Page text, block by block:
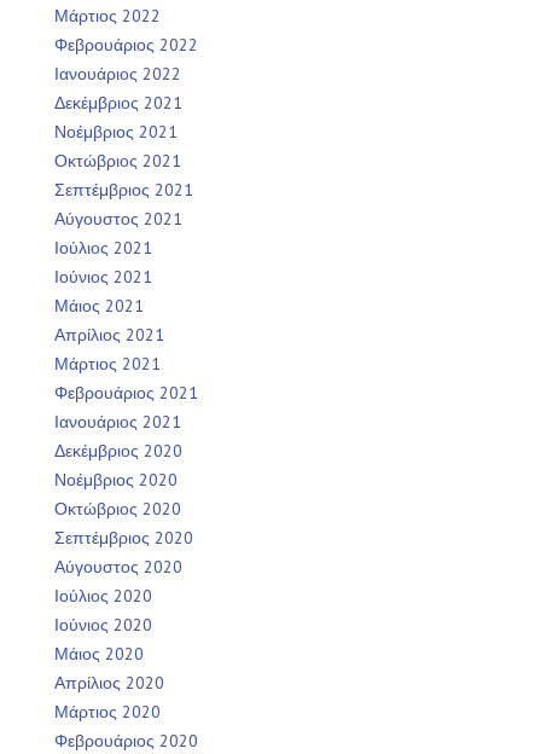
Μάρτιος 2022
Φεβρουάριος 2022
Ιανουάριος 2022
Δεκέμβριος 2021
Νοέμβριος 2021
Οκτώβριος 2021
Σεπτέμβριος 2021
Αύγουστος 2021
Ιούλιος 2021
Ιούνιος 2021
Μάιος 2021
Απρίλιος 2021
Μάρτιος 2021
Φεβρουάριος 2021
Ιανουάριος 2021
Δεκέμβριος 2020
Νοέμβριος 2020
Οκτώβριος 2020
Σεπτέμβριος 2020
Αύγουστος 2020
Ιούλιος 2020
Ιούνιος 2020
Μάιος 2020
Απρίλιος 2020
Μάρτιος 2020
Φεβρουάριος 2020